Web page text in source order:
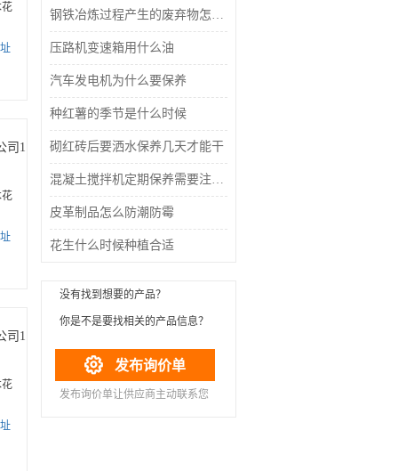
花
司1
花
司1
花
钢铁冶炼过程产生的废弃物怎么处理
压路机变速箱用什么油
汽车发电机为什么要保养
种红薯的季节是什么时候
砌红砖后要洒水保养几天才能干
混凝土搅拌机定期保养需要注意什么
皮革制品怎么防潮防霉
花生什么时候种植合适
没有找到想要的产品？
你是不是要找相关的产品信息？
 发布询价单
发布询价单让供应商主动联系您